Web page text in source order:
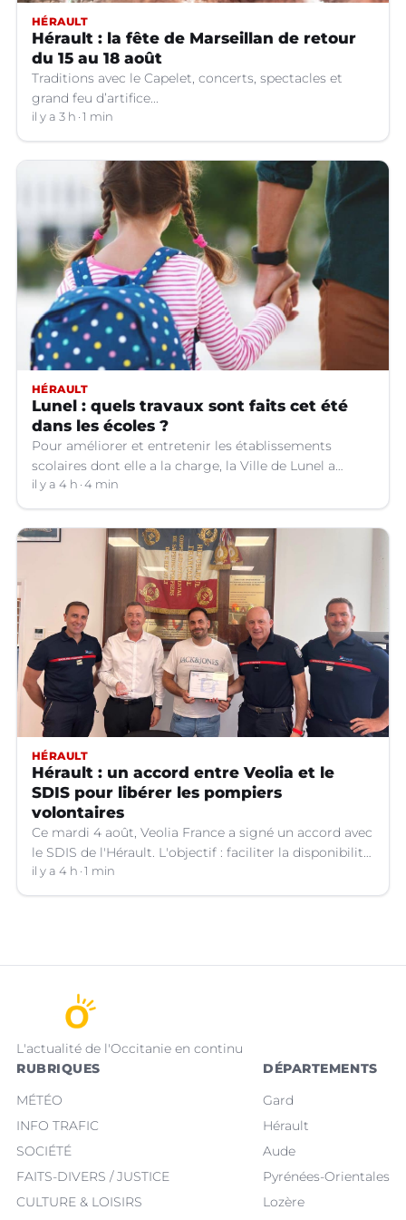
HÉRAULT
Hérault : la fête de Marseillan de retour
du 15 au 18 août
Traditions avec le Capelet, concerts, spectacles et
grand feu d’artifice...
il y a 3 h 1 min
HÉRAULT
Lunel : quels travaux sont faits cet été
dans les écoles ?
Pour améliorer et entretenir les établissements
scolaires dont elle a la charge, la Ville de Lunel a
engagé toute une série de travaux dans les écoles cet
été. Explications.
il y a 4 h 4 min
HÉRAULT
Hérault : un accord entre Veolia et le
SDIS pour libérer les pompiers
volontaires
Ce mardi 4 août, Veolia France a signé un accord avec
le SDIS de l'Hérault. L'objectif : faciliter la disponibilité
des salariés de l'entreprise engagés en qualité de
sapeurs-pompiers volontaires.
il y a 4 h 1 min
L'actualité de l'Occitanie en continu
RUBRIQUES
MÉTÉO
INFO TRAFIC
SOCIÉTÉ
FAITS-DIVERS / JUSTICE
CULTURE & LOISIRS
DÉPARTEMENTS
Gard
Hérault
Aude
Pyrénées-Orientales
Lozère